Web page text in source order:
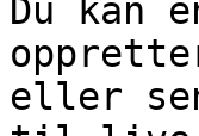
Du kan
eller